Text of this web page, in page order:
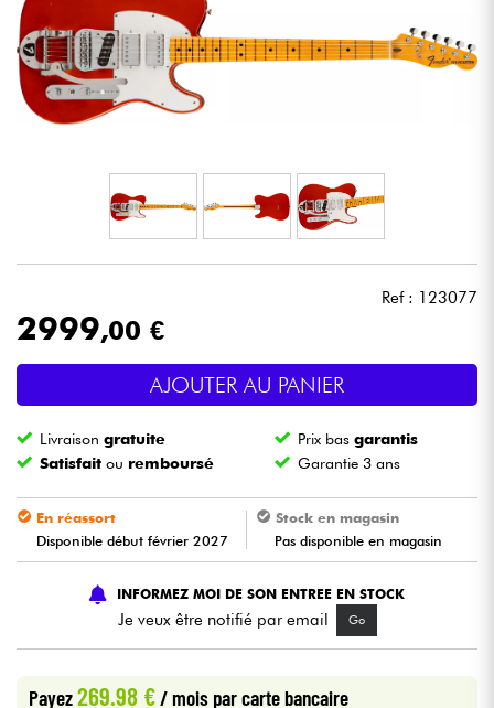
Home Studio
Casques
Eclairage
Batteries & Percu
Vents
Violons & Quatuor
Câbles & Access.
HiFi
Ref : 123077
2999,00 €
AJOUTER AU PANIER
Livraisongratuite Prix basgarantis
Satisfait ou remboursé Garantie 3 ans
En réassort
Disponible début février 2027
Stock en magasin
Pas disponible en magasin
INFORMEZ MOI DE SON ENTREE EN STOCK
Je veux être notifié par email Go
Payez269.98 €/ mois par carte bancaire